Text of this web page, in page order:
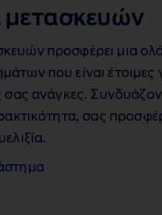
μετασκευών
προσφέρει μια
που είναι
σας ανάγκες.
σας